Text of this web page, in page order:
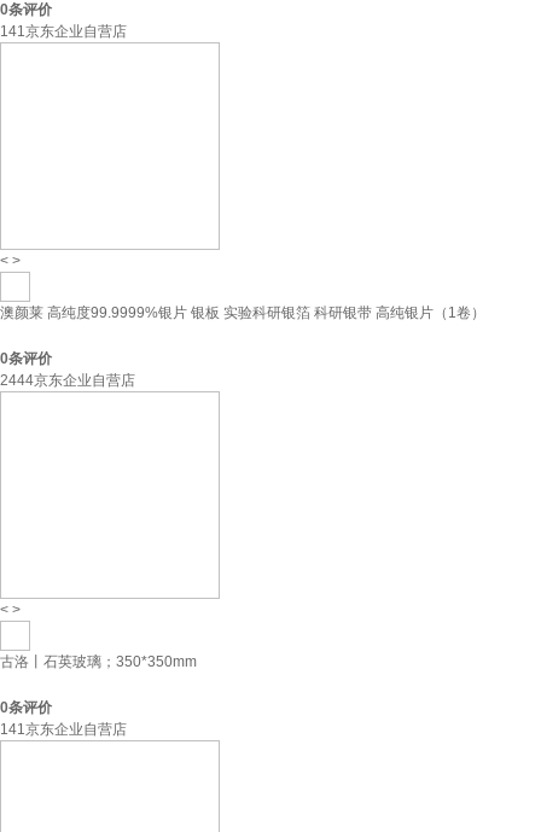
0条评价
141京东企业自营店
< >
澳颜莱 高纯度99.9999%银片 银板 实验科研银箔 科研银带 高纯银片（1卷）
0条评价
2444京东企业自营店
< >
古洛丨石英玻璃；350*350mm
0条评价
141京东企业自营店